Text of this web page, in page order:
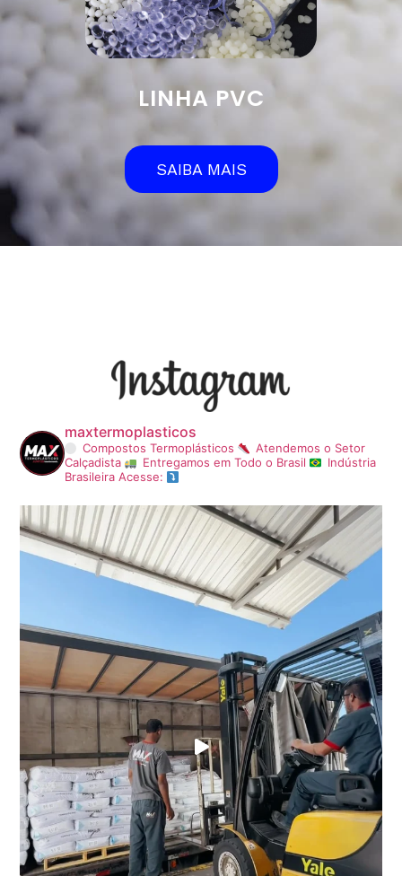
LINHA PVC
SAIBA MAIS
maxtermoplasticos
Compostos Termoplásticos
Atendemos o Setor
Calçadista
Entregamos em Todo o Brasil
Indústria
Brasileira Acesse: